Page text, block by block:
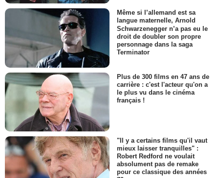
Même si l’allemand est sa
langue maternelle, Arnold
Schwarzenegger n’a pas eu le
droit de doubler son propre
personnage dans la saga
Terminator
Plus de 300 films en 47 ans de
carrière : c'est l'acteur qu'on a
le plus vu dans le cinéma
français !
"Il y a certains films qu'il vaut
mieux laisser tranquilles" :
Robert Redford ne voulait
absolument pas de remake
pour ce classique des années